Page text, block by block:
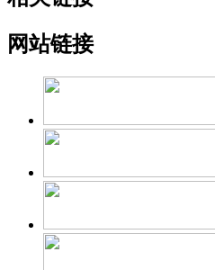
网站链接